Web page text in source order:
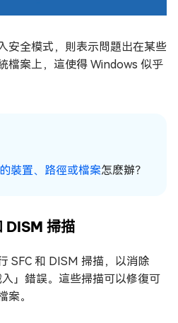
安全模式，則表示問題出在某些
檔案上，這使得 Windows 似乎
裝置、路徑或檔案怎麽辦？
DISM 掃描
SFC 和 DISM 掃描，以消除
入」錯誤。這些掃描可以修復可
案。